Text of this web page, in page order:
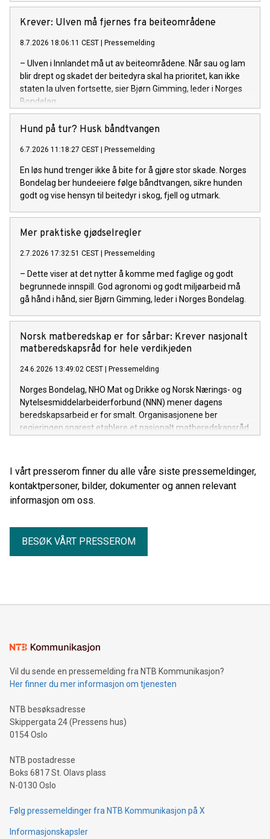
Krever: Ulven må fjernes fra beiteområdene
8.7.2026 18:06:11 CEST | Pressemelding
– Ulven i Innlandet må ut av beiteområdene. Når sau og lam
blir drept og skadet der beitedyra skal ha prioritet, kan ikke
staten la ulven fortsette, sier Bjørn Gimming, leder i Norges
Bondelag.
Hund på tur? Husk båndtvangen
6.7.2026 11:18:27 CEST | Pressemelding
En løs hund trenger ikke å bite for å gjøre stor skade. Norges
Bondelag ber hundeeiere følge båndtvangen, sikre hunden
godt og vise hensyn til beitedyr i skog, fjell og utmark.
Mer praktiske gjødselregler
2.7.2026 17:32:51 CEST | Pressemelding
– Dette viser at det nytter å komme med faglige og godt
begrunnede innspill. God agronomi og godt miljøarbeid må
gå hånd i hånd, sier Bjørn Gimming, leder i Norges Bondelag.
Norsk matberedskap er for sårbar: Krever nasjonalt
matberedskapsråd for hele verdikjeden
24.6.2026 13:49:02 CEST | Pressemelding
Norges Bondelag, NHO Mat og Drikke og Norsk Nærings- og
Nytelsesmiddelarbeiderforbund (NNN) mener dagens
beredskapsarbeid er for smalt. Organisasjonene ber
regjeringen snarest etablere et nasjonalt matberedskapsråd
I vårt presserom finner du alle våre siste pressemeldinger,
kontaktpersoner, bilder, dokumenter og annen relevant
informasjon om oss.
BESØK VÅRT PRESSEROM
Vil du sende en pressemelding fra NTB Kommunikasjon?
Her finner du mer informasjon om tjenesten
NTB besøksadresse
Skippergata 24 (Pressens hus)
0154 Oslo
NTB postadresse
Boks 6817 St. Olavs plass
N-0130 Oslo
Følg pressemeldinger fra NTB Kommunikasjon på X
Informasjonskapsler